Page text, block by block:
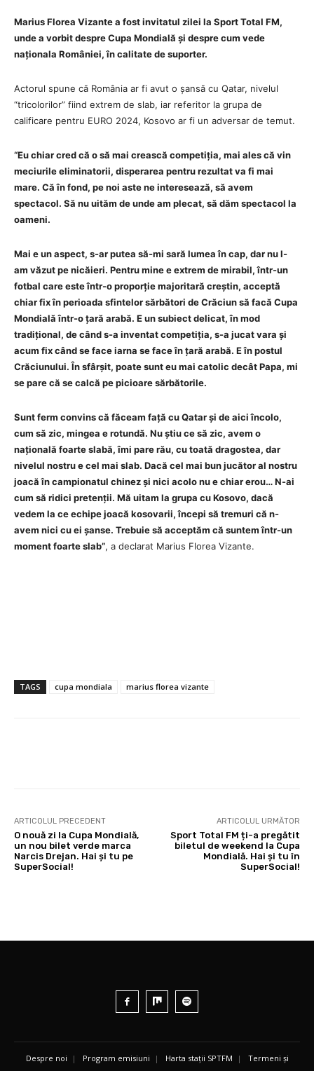
Marius Florea Vizante a fost invitatul zilei la Sport Total FM,
unde a vorbit despre Cupa Mondială și despre cum vede
naționala României, în calitate de suporter.
Actorul spune că România ar fi avut o șansă cu Qatar, nivelul
“tricolorilor” fiind extrem de slab, iar referitor la grupa de
calificare pentru EURO 2024, Kosovo ar fi un adversar de temut.
“Eu chiar cred că o să mai crească competiția, mai ales că vin
meciurile eliminatorii, disperarea pentru rezultat va fi mai
mare. Că în fond, pe noi aste ne interesează, să avem
spectacol. Să nu uităm de unde am plecat, să dăm spectacol la
oameni.
Mai e un aspect, s-ar putea să-mi sară lumea în cap, dar nu l-
am văzut pe nicăieri. Pentru mine e extrem de mirabil, într-un
fotbal care este într-o proporție majoritară creștin, acceptă
chiar fix în perioada sfintelor sărbători de Crăciun să facă Cupa
Mondială într-o țară arabă. E un subiect delicat, în mod
tradițional, de când s-a inventat competiția, s-a jucat vara și
acum fix când se face iarna se face în țară arabă. E în postul
Crăciunului. În sfârșit, poate sunt eu mai catolic decât Papa, mi
se pare că se calcă pe picioare sărbătorile.
Sunt ferm convins că făceam față cu Qatar și de aici încolo,
cum să zic, mingea e rotundă. Nu știu ce să zic, avem o
națională foarte slabă, îmi pare rău, cu toată dragostea, dar
nivelul nostru e cel mai slab. Dacă cel mai bun jucător al nostru
joacă în campionatul chinez și nici acolo nu e chiar erou… N-ai
cum să ridici pretenții. Mă uitam la grupa cu Kosovo, dacă
vedem la ce echipe joacă kosovarii, începi să tremuri că n-
avem nici cu ei șanse. Trebuie să acceptăm că suntem într-un
moment foarte slab”, a declarat Marius Florea Vizante.
TAGS cupa mondiala marius florea vizante
ARTICOLUL PRECEDENT
O nouă zi la Cupa Mondială,
un nou bilet verde marca
Narcis Drejan. Hai și tu pe
SuperSocial!
ARTICOLUL URMĂTOR
Sport Total FM ți-a pregătit
biletul de weekend la Cupa
Mondială. Hai și tu în
SuperSocial!
Despre noi | Program emisiuni | Harta stații SPTFM | Termeni și